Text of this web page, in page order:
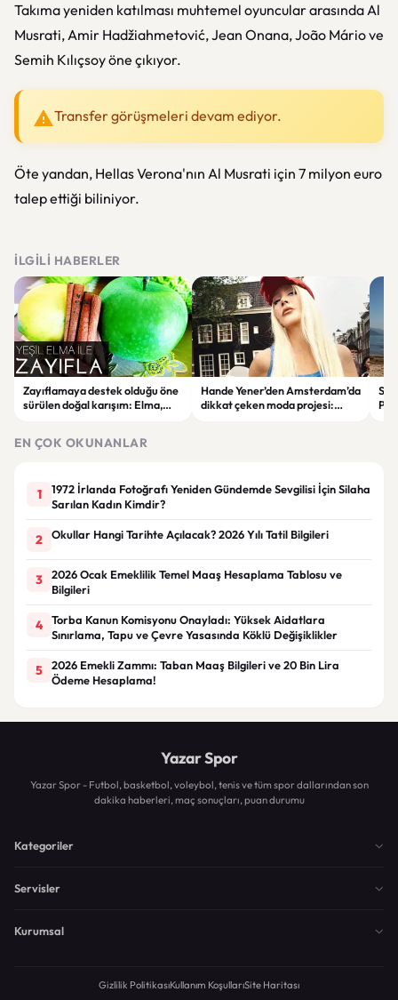
Takıma yeniden katılması muhtemel oyuncular arasında Al
Musrati, Amir Hadžiahmetović, Jean Onana, João Mário ve
Semih Kılıçsoy öne çıkıyor.
Transfer görüşmeleri devam ediyor.
Öte yandan, Hellas Verona'nın Al Musrati için 7 milyon euro
talep ettiği biliniyor.
İLGILI HABERLER
Zayıflamaya destek olduğu öne
sürülen doğal karışım: Elma,
Hande Yener’den Amsterdam’da
dikkat çeken moda projesi:
EN ÇOK OKUNANLAR
1
1972 İrlanda Fotoğrafı Yeniden Gündemde Sevgilisi İçin Silaha
Sarılan Kadın Kimdir?
2 Okullar Hangi Tarihte Açılacak? 2026 Yılı Tatil Bilgileri
3
2026 Ocak Emeklilik Temel Maaş Hesaplama Tablosu ve
Bilgileri
4
Torba Kanun Komisyonu Onayladı: Yüksek Aidatlara
Sınırlama, Tapu ve Çevre Yasasında Köklü Değişiklikler
5
2026 Emekli Zammı: Taban Maaş Bilgileri ve 20 Bin Lira
Ödeme Hesaplama!
Yazar Spor
Yazar Spor - Futbol, basketbol, voleybol, tenis ve tüm spor dallarından son
dakika haberleri, maç sonuçları, puan durumu
Kategoriler
Servisler
Kurumsal
Gizlilik PolitikasıKullanım KoşullarıSite Haritası